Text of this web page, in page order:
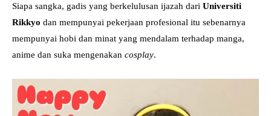
Siapa sangka, gadis yang berkelulusan ijazah dari Universiti
Rikkyo dan mempunyai pekerjaan profesional itu sebenarnya
mempunyai hobi dan minat yang mendalam terhadap manga,
anime dan suka mengenakan cosplay.